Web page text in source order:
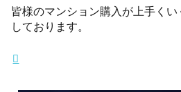
皆様のマンション購入が上手くい
しております。